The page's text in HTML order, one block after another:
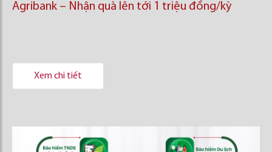
Agribank – Nhận quà lên tới 1 triệu đồng/kỳ
Xem chi tiết